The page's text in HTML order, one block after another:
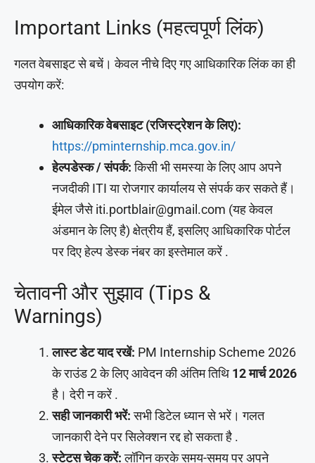
Important Links (महत्वपूर्ण लिंक)
गलत वेबसाइट से बचें। केवल नीचे दिए गए आधिकारिक लिंक का ही
उपयोग करें:
आधिकारिक वेबसाइट (रजिस्ट्रेशन के लिए):
https://pminternship.mca.gov.in/
हेल्पडेस्क / संपर्क:किसी भी समस्या के लिए आप अपने
नजदीकी ITI या रोजगार कार्यालय से संपर्क कर सकते हैं।
ईमेल जैसे iti.portblair@gmail.com (यह केवल
अंडमान के लिए है) क्षेत्रीय हैं, इसलिए आधिकारिक पोर्टल
पर दिए हेल्प डेस्क नंबर का इस्तेमाल करें .
चेतावनी और सुझाव (Tips &
Warnings)
लास्ट डेट याद रखें: PM Internship Scheme 2026
के राउंड 2 के लिए आवेदन की अंतिम तिथि 12 मार्च 2026
है। देरी न करें .
सही जानकारी भरें:सभी डिटेल ध्यान से भरें। गलत
जानकारी देने पर सिलेक्शन रद्द हो सकता है .
स्टेटस चेक करें:लॉगिन करके समय-समय पर अपने